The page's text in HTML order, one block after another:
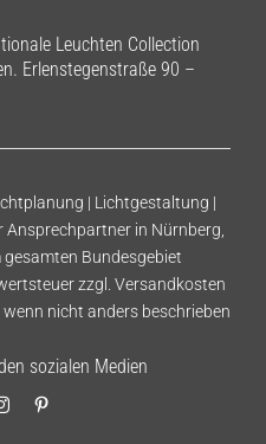
Leuchten Collection
Erlenstegenstraße 90 –
| Lichtgestaltung |
Ansprechpartner in Nürnberg,
Bundesgebiet
zzgl. Versandkosten
nicht anders beschrieben
sozialen Medien